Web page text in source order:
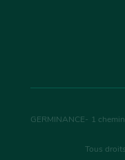
GERMINANCE- 1
Tous